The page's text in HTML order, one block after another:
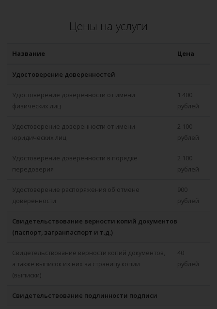
Цены на услуги
Название Цена
Удостоверение доверенностей
Удостоверение доверенности от имени
физических лиц
1 400
рублей
Удостоверение доверенности от имени
юридических лиц
2 100
рублей
Удостоверение доверенности в порядке
передоверия
2 100
рублей
Удостоверение распоряжения об отмене
доверенности
900
рублей
Свидетельствование верности копий документов
(паспорт, загранпаспорт и т.д.)
Свидетельствование верности копий документов,
а также выписок из них за страницу копии
(выписки)
40
рублей
Свидетельствование подлинности подписи